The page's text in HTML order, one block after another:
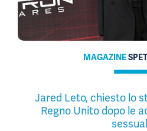
MAGAZINE
Jared Leto, chiesto lo
Regno Unito dopo le